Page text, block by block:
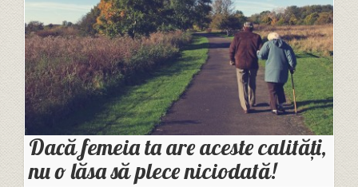
Dacă femeia ta are aceste calități,
nu o lăsa să plece niciodată!